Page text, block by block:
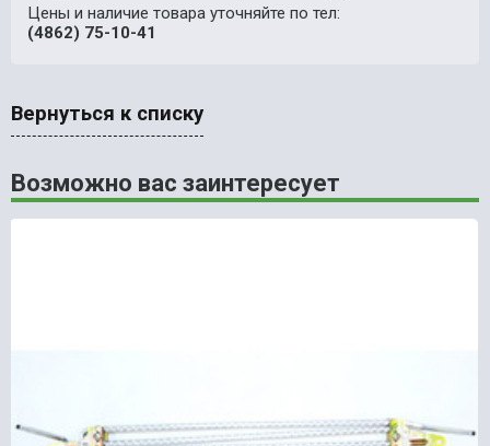
Цены и наличие товара уточняйте по тел:
(4862) 75-10-41
Вернуться к списку
Возможно вас заинтересует